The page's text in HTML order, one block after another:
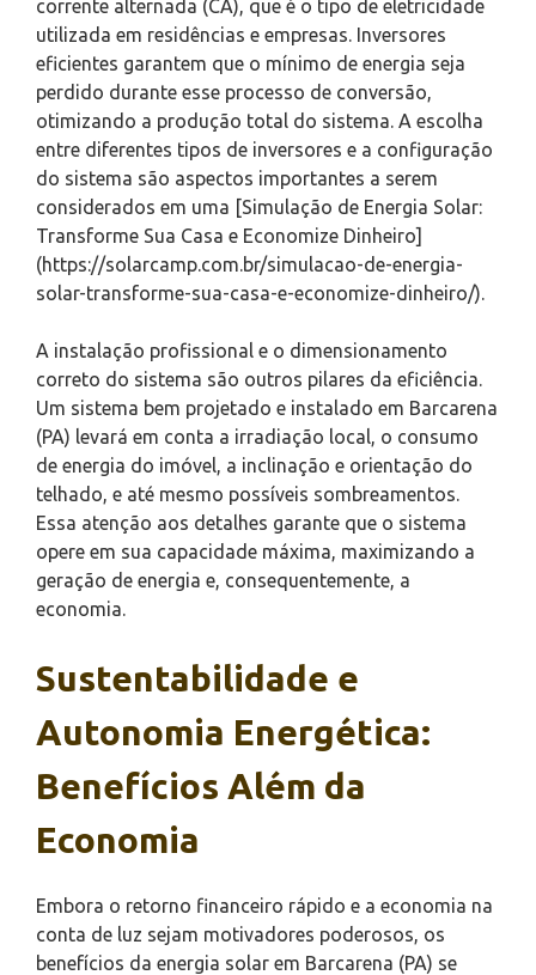
corrente alternada (CA), que é o tipo de eletricidade
utilizada em residências e empresas. Inversores
eficientes garantem que o mínimo de energia seja
perdido durante esse processo de conversão,
otimizando a produção total do sistema. A escolha
entre diferentes tipos de inversores e a configuração
do sistema são aspectos importantes a serem
considerados em uma [Simulação de Energia Solar:
Transforme Sua Casa e Economize Dinheiro]
(https://solarcamp.com.br/simulacao-de-energia-
solar-transforme-sua-casa-e-economize-dinheiro/).
A instalação profissional e o dimensionamento
correto do sistema são outros pilares da eficiência.
Um sistema bem projetado e instalado em Barcarena
(PA) levará em conta a irradiação local, o consumo
de energia do imóvel, a inclinação e orientação do
telhado, e até mesmo possíveis sombreamentos.
Essa atenção aos detalhes garante que o sistema
opere em sua capacidade máxima, maximizando a
geração de energia e, consequentemente, a
economia.
Sustentabilidade e
Autonomia Energética:
Benefícios Além da
Economia
Embora o retorno financeiro rápido e a economia na
conta de luz sejam motivadores poderosos, os
benefícios da energia solar em Barcarena (PA) se